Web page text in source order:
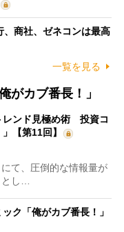
、商社、ゼネコンは最高
一覧を見る
がカブ番長！」
レンド見極め術 投資コ
【第11回】
て、圧倒的な情報量が
とし…
ク「俺がカブ番長！」